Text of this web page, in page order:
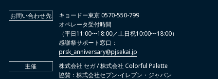
お問い合わせ先
キョードー東京 0570-550-799
オペレータ受付時間
（平日11:00〜18:00／土日祝10:00〜18:00）
感謝祭サポート窓口：
prsk_anniversary@pjsekai.jp
主催
株式会社 セガ / 株式会社 Colorful Palette
協賛：株式会社セブン-イレブン・ジャパン